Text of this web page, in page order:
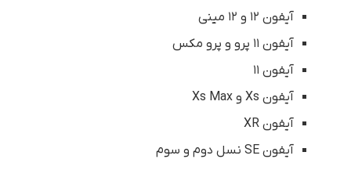
آیفون ۱۲ و ۱۲ مینی
آیفون ۱۱ پرو و پرو مکس
آیفون ۱۱
آیفون Xs و Xs Max
آیفون XR
آیفون SE نسل دوم و سوم